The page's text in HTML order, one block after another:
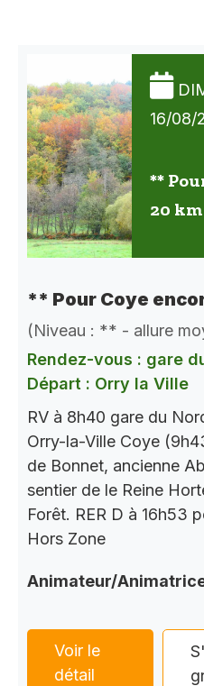
16/08/
**
20 km
** Pour Coye
(Niveau : ** - allure
Rendez-vous : gare
Départ : Orry la Ville
RV à 8h40 gare du
Orry-la-Ville Coye
de Bonnet, ancienne
sentier de le Reine
Forêt. RER D à 16h53
Hors Zone
Animateur/
Voir le
détail